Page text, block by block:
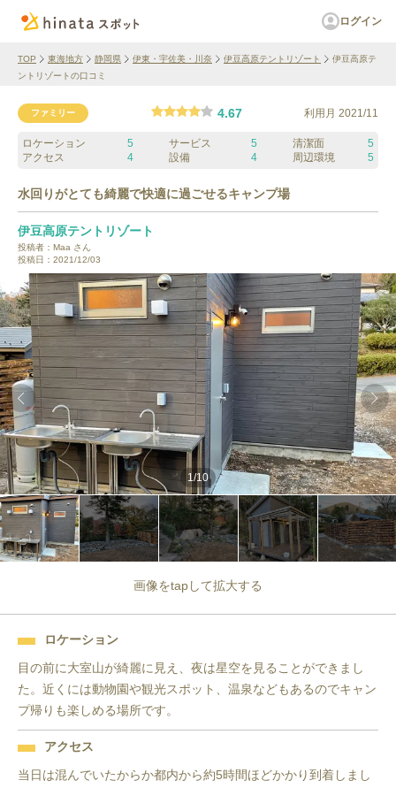
ログイン
TOP 東海地方 静岡県 伊東・宇佐美・川奈 伊豆高原テントリゾート
伊豆高原テ
ントリゾートの口コミ
ファミリー 4.67 利用月 2021/11
ロケーション 5 サービス 5 清潔面
5
アクセス
4 設備 4 周辺環境 5
水回りがとても綺麗で快適に過ごせるキャンプ場
伊豆高原テントリゾート
投稿者： Maa さん
投稿日： 2021/12/03
1/10
画像をtapして拡大する
ロケーション
目の前に大室山が綺麗に見え、夜は星空を見ることができまし
た。近くには動物園や観光スポット、温泉などもあるのでキャン
プ帰りも楽しめる場所です。
アクセス
当日は混んでいたからか都内から約5時間ほどかかり到着しまし